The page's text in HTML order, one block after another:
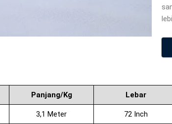
Panjang/Kg Lebar
3,1 Meter 72 Inch